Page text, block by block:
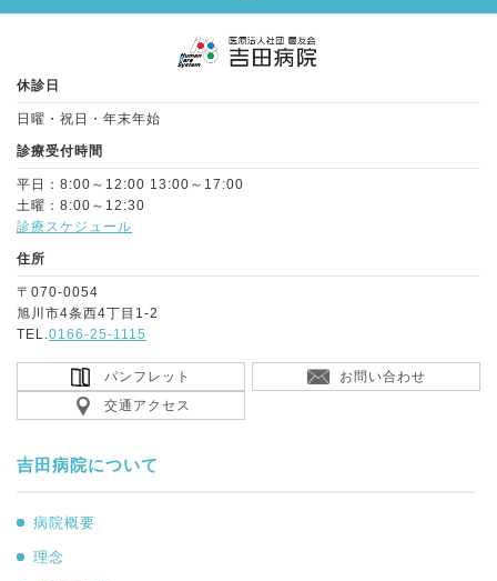
休診日
日曜・祝日・年末年始
診療受付時間
平日：8:00～12:00 13:00～17:00
土曜：8:00～12:30
診療スケジュール
住所
〒070-0054
旭川市4条西4丁目1-2
TEL.0166-25-1115
パンフレット
お問い合わせ
交通アクセス
吉田病院について
病院概要
理念